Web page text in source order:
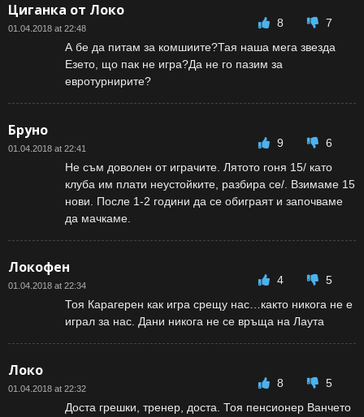
Циганка от Локо
01.04.2018 at 22:48 8
7
А бе да питам за комшиите?Тая наша мега звезда
Езето, що пак не игра?Да не го пазим за
евротурнирите?
Бруно
01.04.2018 at 22:41 9
6
Не съм доволен от играчите. Лятото гоня 15/ като
клуба им плати неустойките, разбира се/. Взимаме 15
нови. После 1-2 години да се обиграят и започваме
да мачкаме.
Локофен
01.04.2018 at 22:34 4
5
Тоя Карагерен как игра срещу нас…както никога не е
играл за нас. Дани никога не се връща на Лаута
Локо
01.04.2018 at 22:32 8
5
Доста грешки, тренер, доста. Тоя пенсионер Ванчето